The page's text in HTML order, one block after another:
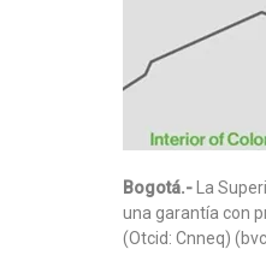
Bogotá.-
La
una garantía con
(Otcid: Cnneq)